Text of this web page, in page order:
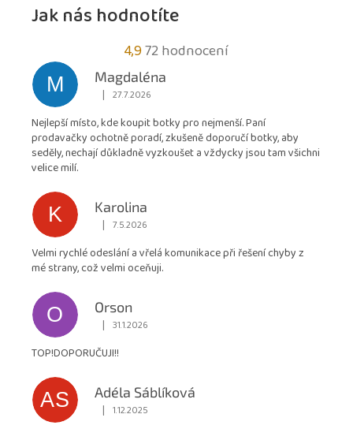
Jak nás hodnotíte
4,9Průměrné
hodnocení
obchodu
4,9
z
72 hodnocení
M
Magdaléna
Hodnocení obchodu je 5 z 5 hvězdiček.
| 27.7.2026
Nejlepší místo, kde koupit botky pro nejmenší. Paní
prodavačky ochotně poradí, zkušeně doporučí botky, aby
seděly, nechají důkladně vyzkoušet a vždycky jsou tam všichni
velice milí.
K
Karolina
Hodnocení obchodu je 5 z 5 hvězdiček.
| 7.5.2026
Velmi rychlé odeslání a vřelá komunikace při řešení chyby z
mé strany, což velmi oceňuji.
O
Orson
Hodnocení obchodu je 5 z 5 hvězdiček.
| 31.1.2026
TOP!DOPORUČUJI!!
AS
Adéla Sáblíková
Hodnocení obchodu je 5 z 5 hvězdiček.
| 1.12.2025